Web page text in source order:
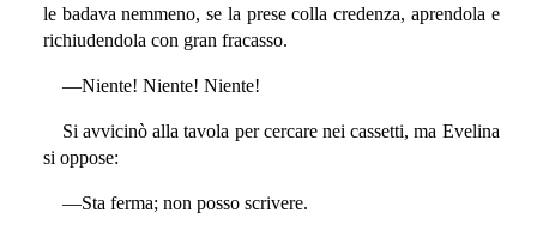
le badava nemmeno, se la prese colla credenza, aprendola e
richiudendola con gran fracasso.
—Niente! Niente! Niente!
Si avvicinò alla tavola per cercare nei cassetti, ma Evelina
si oppose:
—Sta ferma; non posso scrivere.